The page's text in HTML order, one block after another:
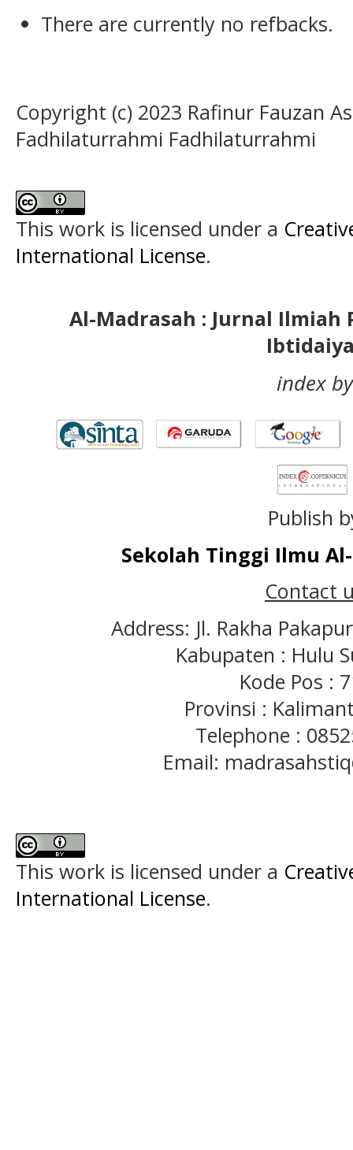
There are currently no refbacks.
Copyright (c) 2023 Rafinur Fauzan
Fadhilaturrahmi Fadhilaturrahmi
This work is licensed under a
International License.
Al-Madrasah : Jurnal Ilmiah
index
Publish
Sekolah Tinggi Ilmu
Contact
Address: Jl. Rakha
Kabupaten : Hulu
Kode Pos :
Provinsi :
Telephone :
Email:
This work is licensed under a
International License.